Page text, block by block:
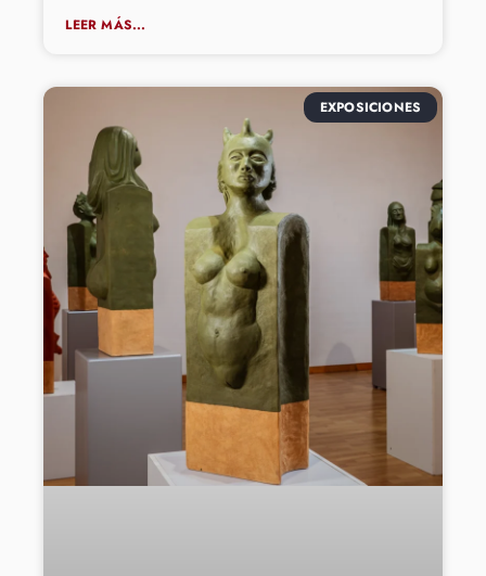
LEER MÁS...
EXPOSICIONES